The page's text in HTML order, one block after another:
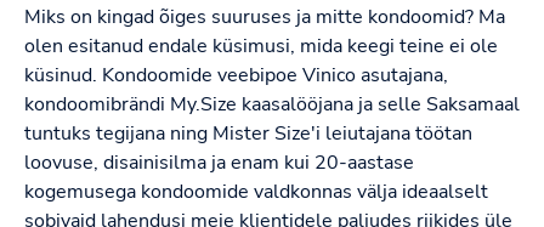
Miks on kingad õiges suuruses ja mitte kondoomid? Ma
olen esitanud endale küsimusi, mida keegi teine ei ole
küsinud. Kondoomide veebipoe Vinico asutajana,
kondoomibrändi My.Size kaasalööjana ja selle Saksamaal
tuntuks tegijana ning Mister Size'i leiutajana töötan
loovuse, disainisilma ja enam kui 20-aastase
kogemusega kondoomide valdkonnas välja ideaalselt
sobivaid lahendusi meie klientidele paljudes riikides üle